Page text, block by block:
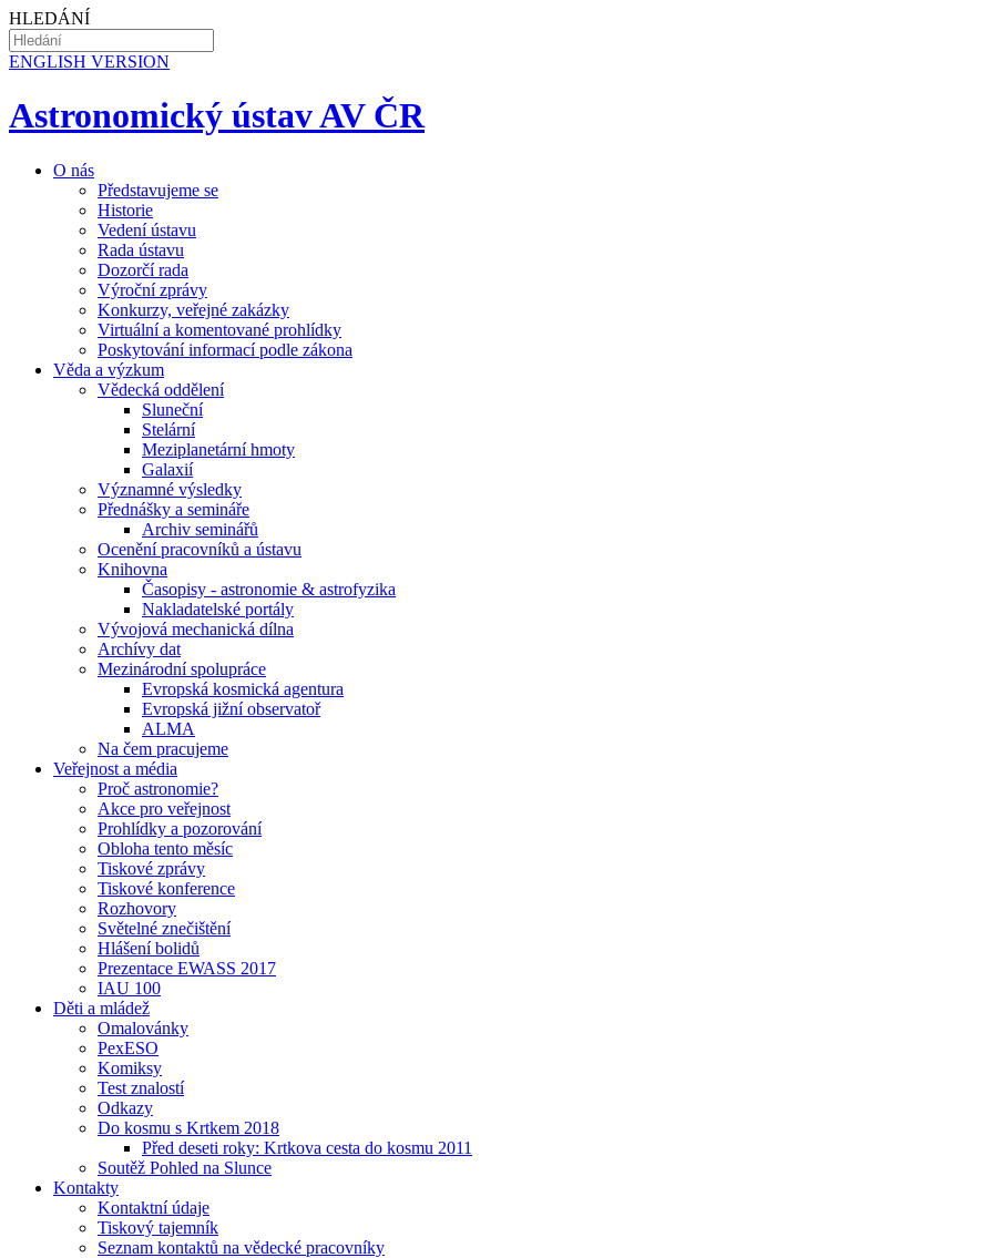
HLEDÁNÍ
ENGLISH VERSION
Astronomický ústav AV ČR
O nás
Představujeme se
Historie
Vedení ústavu
Rada ústavu
Dozorčí rada
Výroční zprávy
Konkurzy, veřejné zakázky
Virtuální a komentované prohlídky
Poskytování informací podle zákona
Věda a výzkum
Vědecká oddělení
Sluneční
Stelární
Meziplanetární hmoty
Galaxií
Významné výsledky
Přednášky a semináře
Archiv seminářů
Ocenění pracovníků a ústavu
Knihovna
Časopisy - astronomie & astrofyzika
Nakladatelské portály
Vývojová mechanická dílna
Archívy dat
Mezinárodní spolupráce
Evropská kosmická agentura
Evropská jižní observatoř
ALMA
Na čem pracujeme
Veřejnost a média
Proč astronomie?
Akce pro veřejnost
Prohlídky a pozorování
Obloha tento měsíc
Tiskové zprávy
Tiskové konference
Rozhovory
Světelné znečištění
Hlášení bolidů
Prezentace EWASS 2017
IAU 100
Děti a mládež
Omalovánky
PexESO
Komiksy
Test znalostí
Odkazy
Do kosmu s Krtkem 2018
Před deseti roky: Krtkova cesta do kosmu 2011
Soutěž Pohled na Slunce
Kontakty
Kontaktní údaje
Tiskový tajemník
Seznam kontaktů na vědecké pracovníky